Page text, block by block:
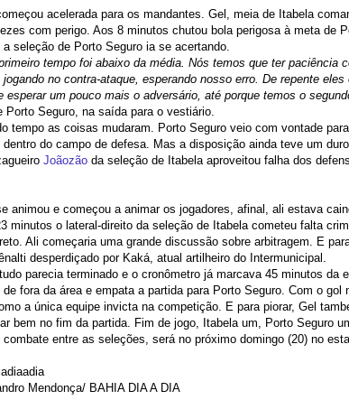
acelerada para os mandantes. Gel, meia de Itabela
com perigo. Aos 8 minutos chutou bola perigosa à meta de
seleção de Porto Seguro ia se acertando.
tempo foi abaixo da média. Nós temos que ter paciência
no contra-ataque, esperando nosso erro. De repente
esperar um pouco mais o adversário, até porque temos o
Porto Seguro, na saída para o vestiário.
tempo as coisas mudaram. Porto Seguro veio com vontade
dentro do campo de defesa. Mas a disposição ainda teve um
Joãozão da seleção de Itabela aproveitou falha dos
animou e começou a animar os jogadores, afinal, ali estava
minutos o lateral-direito da seleção de Itabela cometeu falta
Ali começaria uma grande discussão sobre arbitragem. E
desperdiçado por Kaká, atual artilheiro do Intermunicipal.
parecia terminado e o cronômetro já marcava 45 minutos da
de fora da área e empata a partida para Porto Seguro. Com o
a única equipe invicta na competição. E para piorar, Gel
bem no fim da partida. Fim de jogo, Itabela um, Porto Seguro
entre as seleções, será no próximo domingo (20) no
Mendonça/ BAHIA DIA A DIA